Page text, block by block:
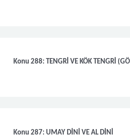
Konu 288: TENGRİ VE KÖK TENGRİ
Konu 287: UMAY DİNİ VE AL DİNİ